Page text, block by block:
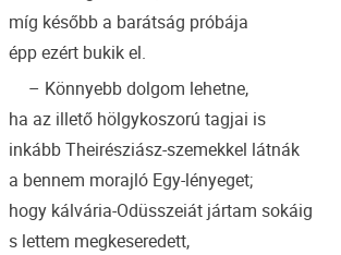
míg később a barátság próbája
épp ezért bukik el.
– Könnyebb dolgom lehetne,
ha az illető hölgykoszorú tagjai is
inkább Theirésziász-szemekkel látnák
a bennem morajló Egy-lényeget;
hogy kálvária-Odüsszeiát jártam sokáig
s lettem megkeseredett,